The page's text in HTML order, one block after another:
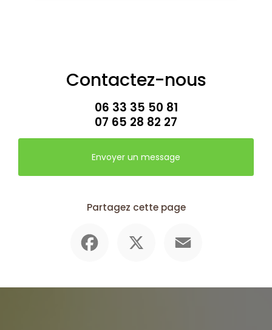
Contactez-nous
06 33 35 50 81
07 65 28 82 27
Envoyer un message
Partagez cette page